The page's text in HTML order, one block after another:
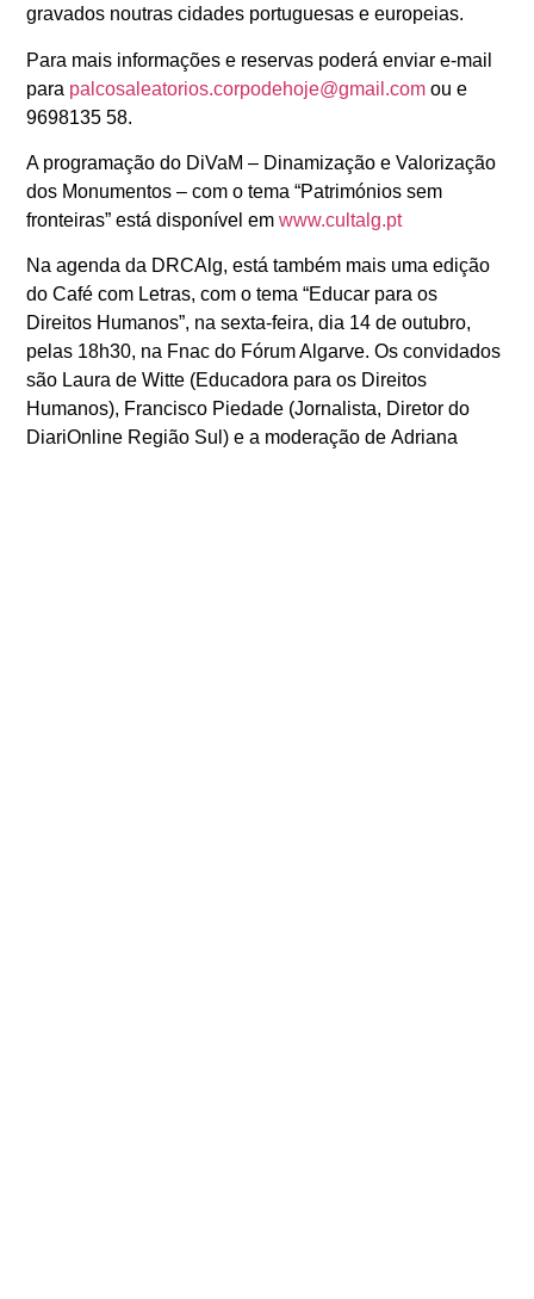
gravados noutras cidades portuguesas e europeias.
Para mais informações e reservas poderá enviar e-mail
para palcosaleatorios.corpodehoje@gmail.com ou e
9698135 58.
A programação do DiVaM – Dinamização e Valorização
dos Monumentos – com o tema “Patrimónios sem
fronteiras”está disponível emwww.cultalg.pt
Na agenda da DRCAlg, está também mais uma edição
do Café com Letras, com o tema “Educar para os
Direitos Humanos”, na sexta-feira, dia 14 de outubro,
pelas 18h30, na Fnac do Fórum Algarve. Os convidados
são Laura de Witte (Educadora para os Direitos
Humanos), Francisco Piedade (Jornalista, Diretor do
DiariOnline Região Sul) e a moderação deAdriana